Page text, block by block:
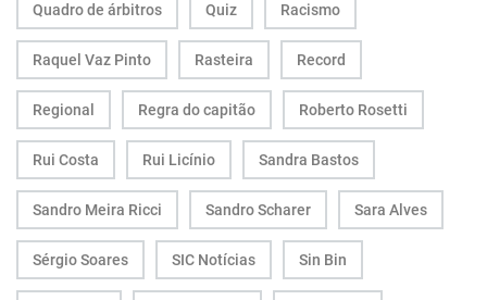
Quadro de árbitros Quiz Racismo
Raquel Vaz Pinto Rasteira Record
Regional Regra do capitão Roberto Rosetti
Rui Costa Rui Licínio Sandra Bastos
Sandro Meira Ricci Sandro Scharer Sara Alves
Sérgio Soares SIC Notícias Sin Bin